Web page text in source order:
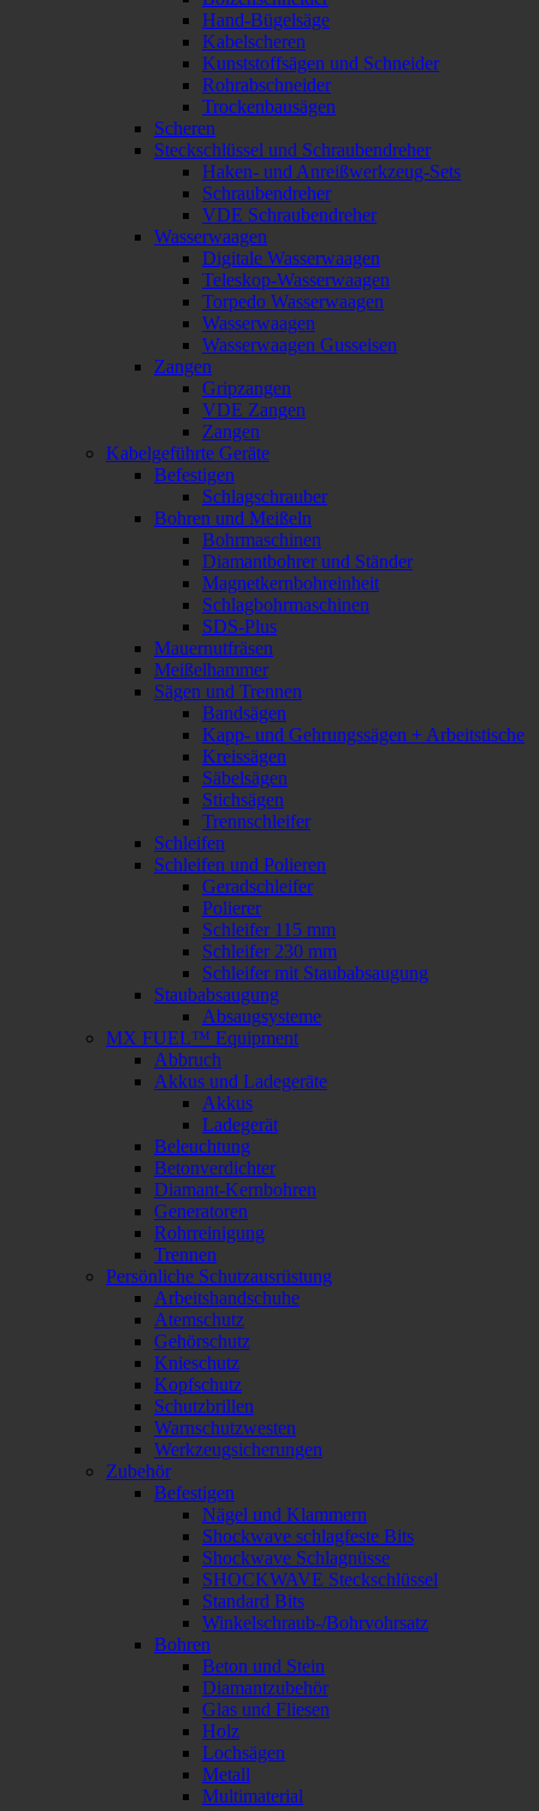
Hand-Bügelsäge
Kabelscheren
Kunststoffsägen und Schneider
Rohrabschneider
Trockenbausägen
Scheren
Steckschlüssel und Schraubendreher
Haken- und Anreißwerkzeug-Sets
Schraubendreher
VDE Schraubendreher
Wasserwaagen
Digitale Wasserwaagen
Teleskop-Wasserwaagen
Torpedo Wasserwaagen
Wasserwaagen
Wasserwaagen Gusseisen
Zangen
Gripzangen
VDE Zangen
Zangen
Kabelgeführte Geräte
Befestigen
Schlagschrauber
Bohren und Meißeln
Bohrmaschinen
Diamantbohrer und Ständer
Magnetkernbohreinheit
Schlagbohrmaschinen
SDS-Plus
Mauernutfräsen
Meißelhammer
Sägen und Trennen
Bandsägen
Kapp- und Gehrungssägen + Arbeitstische
Kreissägen
Säbelsägen
Stichsägen
Trennschleifer
Schleifen
Schleifen und Polieren
Geradschleifer
Polierer
Schleifer 115 mm
Schleifer 230 mm
Schleifer mit Staubabsaugung
Staubabsaugung
Absaugsysteme
MX FUEL™ Equipment
Abbruch
Akkus und Ladegeräte
Akkus
Ladegerät
Beleuchtung
Betonverdichter
Diamant-Kernbohren
Generatoren
Rohrreinigung
Trennen
Persönliche Schutzausrüstung
Arbeitshandschuhe
Atemschutz
Gehörschutz
Knieschutz
Kopfschutz
Schutzbrillen
Warnschutzwesten
Werkzeugsicherungen
Zubehör
Befestigen
Nägel und Klammern
Shockwave schlagfeste Bits
Shockwave Schlagnüsse
SHOCKWAVE Steckschlüssel
Standard Bits
Winkelschraub-/Bohrvohrsatz
Bohren
Beton und Stein
Diamantzubehör
Glas und Fliesen
Holz
Lochsägen
Metall
Multimaterial